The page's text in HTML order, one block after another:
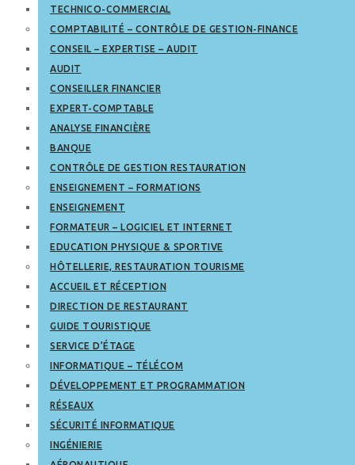
TECHNICO-COMMERCIAL
COMPTABILITÉ – CONTRÔLE DE GESTION-FINANCE
CONSEIL – EXPERTISE – AUDIT
AUDIT
CONSEILLER FINANCIER
EXPERT-COMPTABLE
ANALYSE FINANCIÈRE
BANQUE
CONTRÔLE DE GESTION RESTAURATION
ENSEIGNEMENT – FORMATIONS
ENSEIGNEMENT
FORMATEUR – LOGICIEL ET INTERNET
EDUCATION PHYSIQUE & SPORTIVE
HÔTELLERIE, RESTAURATION TOURISME
ACCUEIL ET RÉCEPTION
DIRECTION DE RESTAURANT
GUIDE TOURISTIQUE
SERVICE D’ÉTAGE
INFORMATIQUE – TÉLÉCOM
DÉVELOPPEMENT ET PROGRAMMATION
RÉSEAUX
SÉCURITÉ INFORMATIQUE
INGÉNIERIE